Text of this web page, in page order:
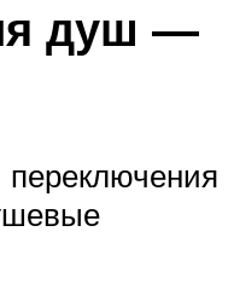
душ —
переключения